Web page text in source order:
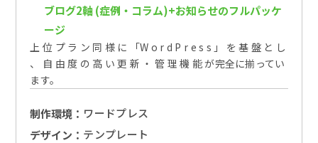
ブログ2軸 (症例・コラム)+お知らせのフルパッケ
ージ
上 位 プ ラ ン 同 様 に 「W o r d P r e s s 」 を 基 盤 と し
、 自 由 度 の 高 い 更 新 ・ 管 理 機 能 が完全に揃ってい
ます。
制作環境： ワードプレス
デザイン： テンプレート